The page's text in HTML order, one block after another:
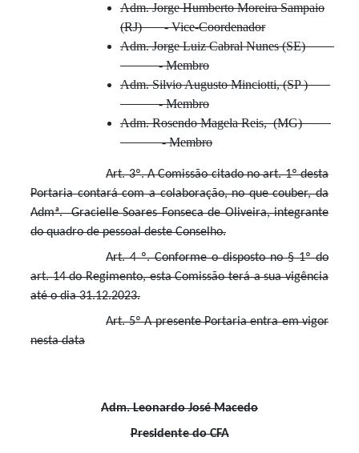
Adm. Jorge Humberto Moreira Sampaio
(RJ) - Vice-Coordenador
Adm. Jorge Luiz Cabral Nunes (SE)
- Membro
Adm. Silvio Augusto Minciotti, (SP )
- Membro
Adm. Rosendo Magela Reis, (MG)
- Membro
Art. 3º. A Comissão citado no art. 1º desta
Portaria contará com a colaboração, no que couber, da
Admª. Gracielle Soares Fonseca de Oliveira, integrante
do quadro de pessoal deste Conselho.
Art. 4 º. Conforme o disposto no § 1º do
art. 14 do Regimento, esta Comissão terá a sua vigência
até o dia 31.12.2023.
Art. 5º A presente Portaria entra em vigor
nesta data
Adm. Leonardo José Macedo
Presidente do CFA